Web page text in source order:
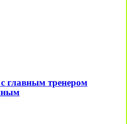
главным тренером